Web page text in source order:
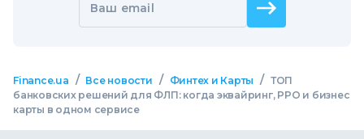
Ваш email
Finance.ua / Все новости / Финтех и Карты / ТОП
банковских решений для ФЛП: когда эквайринг, РРО и бизнес
карты в одном сервисе